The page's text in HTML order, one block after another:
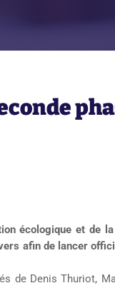
écologique et de
afin de lancer
de Denis Thuriot,